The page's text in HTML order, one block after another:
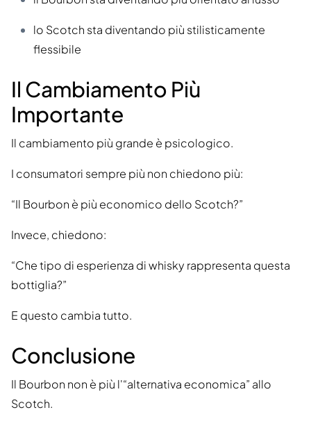
lo Scotch sta diventando più stilisticamente
flessibile
Il Cambiamento Più
Importante
Il cambiamento più grande è psicologico.
I consumatori sempre più non chiedono più:
“Il Bourbon è più economico dello Scotch?”
Invece, chiedono:
“Che tipo di esperienza di whisky rappresenta questa
bottiglia?”
E questo cambia tutto.
Conclusione
Il Bourbon non è più l'“alternativa economica” allo
Scotch.